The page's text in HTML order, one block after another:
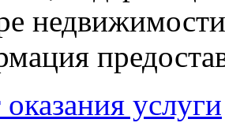
оказания услуги